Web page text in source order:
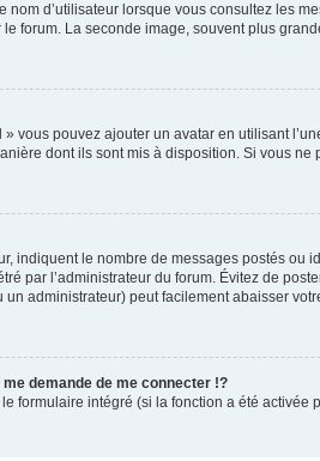
nom d’utilisateur lorsque vous consultez les
forum. La seconde image, souvent plus
vous pouvez ajouter un avatar en utilisant
dont ils sont mis à disposition. Si vous
indiquent le nombre de messages postés
par l’administrateur du forum. Évitez de
administrateur) peut facilement abaisser
me demande de me connecter !?
formulaire intégré (si la fonction a été